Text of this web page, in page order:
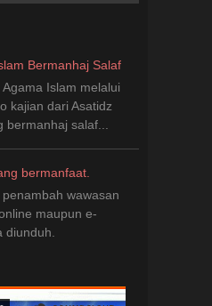
Bermanhaj Salaf
Islam melalui
kajian dari Asatidz
bermanhaj salaf...
bermanfaat.
wawasan
maupun e-
diunduh.